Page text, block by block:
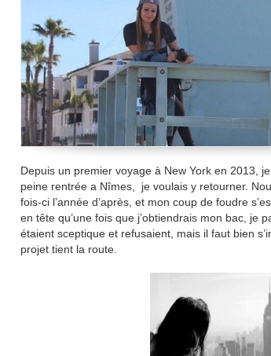
Depuis un premier voyage à New York en 2013,
peine rentrée a Nîmes, je voulais y retourner.
fois-ci l’année d’après, et mon coup de foudre
en tête qu’une fois que j’obtiendrais mon bac, je
étaient sceptique et refusaient, mais il faut bien
projet tient la route.